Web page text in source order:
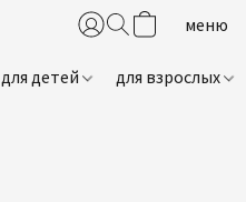
для детей для взрослых